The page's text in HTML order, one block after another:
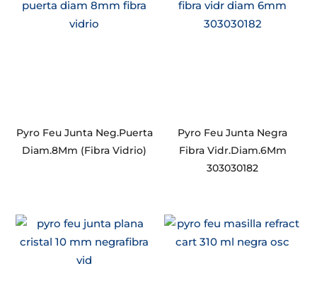
Pyro Feu Junta Neg.Puerta
Diam.8Mm (Fibra Vidrio)
Pyro Feu Junta Negra
Fibra Vidr.Diam.6Mm
303030182